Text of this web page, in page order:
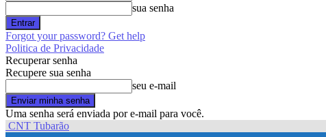
sua senha
Forgot your password? Get help
Politica de Privacidade
Recuperar senha
Recupere sua senha
seu e-mail
Uma senha será enviada por e-mail para você.
CNT Tubarão